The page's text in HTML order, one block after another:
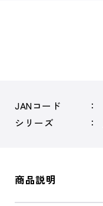
JANコード
シリーズ
商品説明